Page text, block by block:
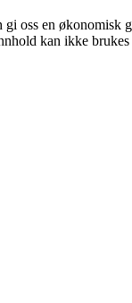
oss en økonomisk
kan ikke